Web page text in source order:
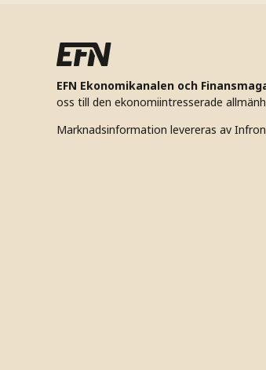
EFN Ekonomikanalen och
oss till den ekonomiintresserade
Marknadsinformation levereras av